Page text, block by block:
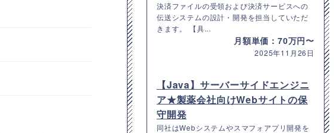
決済ファイルの受領および決済サービスへの
伝送システムの設計・開発を担当していただ
きます。 【具...
月額単価：70万円〜
2025年11月26日
【Java】サーバーサイドエンジニ
ア★製薬会社向けWebサイトの保
守開発
同社はWebシステムやスマフォアプリ開発を